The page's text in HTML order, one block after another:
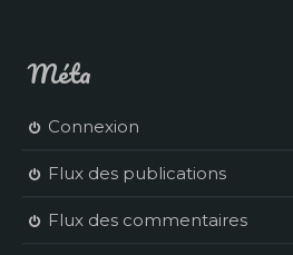
Méta
Connexion
Flux des publications
Flux des commentaires